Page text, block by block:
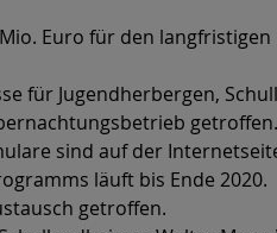
Euro für den
für Jugendherbergen,
sind auf der
läuft bis Ende 2020.
getroffen.